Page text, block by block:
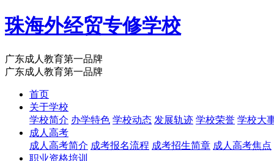
珠海外经贸专修学校
广东成人教育第一品牌
广东成人教育第一品牌
首页
关于学校
学校简介 办学特色 学校动态 发展轨迹 学校荣誉 学校大
成人高考
成人高考简介 成考报名流程 成考招生简章 成人高考焦点
职业资格培训